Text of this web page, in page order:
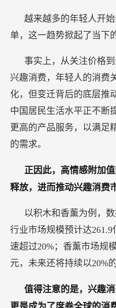
越来越多的年轻人开
单，这一趋势掀起了当下
事实上，从关注价格
兴趣消费，年轻人的消费
化，但变迁背后的底层推
中国居民生活水平正不断
更高的产品服务，以满足
的需求。
正因此，高情感附加
释放，进而推动兴趣消
以积木和香薰为例，
行业市场规模预计达
速超过20%；香薰市场规
元，未来还将持续以20%
值得注意的是，兴趣